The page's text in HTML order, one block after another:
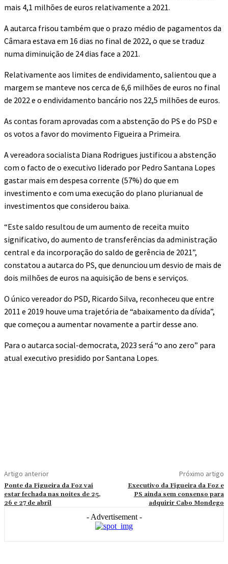
mais 4,1 milhões de euros relativamente a 2021.
A autarca frisou também que o prazo médio de pagamentos da
Câmara estava em 16 dias no final de 2022, o que se traduz
numa diminuição de 24 dias face a 2021.
Relativamente aos limites de endividamento, salientou que a
margem se manteve nos cerca de 6,6 milhões de euros no final
de 2022 e o endividamento bancário nos 22,5 milhões de euros.
As contas foram aprovadas com a abstenção do PS e do PSD e
os votos a favor do movimento Figueira a Primeira.
A vereadora socialista Diana Rodrigues justificou a abstenção
com o facto de o executivo liderado por Pedro Santana Lopes
gastar mais em despesa corrente (57%) do que em
investimento e com uma execução do plano plurianual de
investimentos que considerou baixa.
“Este saldo resultou de um aumento de receita muito
significativo, do aumento de transferências da administração
central e da incorporação do saldo de gerência de 2021”,
constatou a autarca do PS, que denunciou um desvio de mais de
dois milhões de euros na aquisição de bens e serviços.
O único vereador do PSD, Ricardo Silva, reconheceu que entre
2011 e 2019 houve uma trajetória de “abaixamento da dívida”,
que começou a aumentar novamente a partir desse ano.
Para o autarca social-democrata, 2023 será “o ano zero” para
atual executivo presidido por Santana Lopes.
Artigo anterior
Ponte da Figueira da Foz vai
estar fechada nas noites de 25,
26 e 27 de abril
Próximo artigo
Executivo da Figueira da Foz e
PS ainda sem consenso para
adquirir Cabo Mondego
- Advertisement -